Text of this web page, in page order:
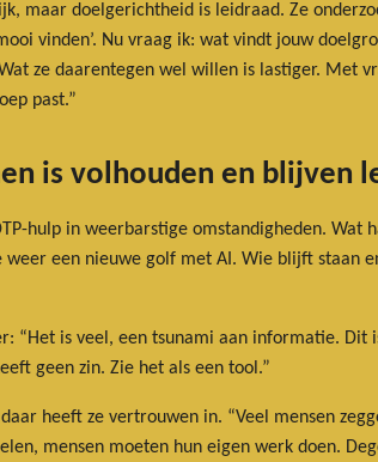
maar doelgerichtheid is leidraad. Ze
vinden’. Nu vraag ik: wat vindt jouw
ze daarentegen wel willen is lastiger. Met
past.”
is volhouden en blijven
hulp in weerbarstige omstandigheden. Wat
weer een nieuwe golf met AI. Wie blijft staan
“Het is veel, een tsunami aan informatie.
geen zin. Zie het als een tool.”
heeft ze vertrouwen in. “Veel mensen
mensen moeten hun eigen werk doen.